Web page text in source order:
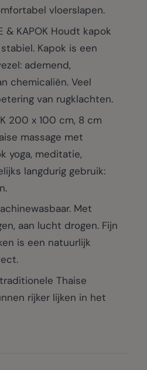
vloerslapen.
& KAPOK Houdt kapok
Kapok is een
ademend,
chemicaliën. Veel
van rugklachten.
200 x 100 cm, 8 cm
massage met
yoga, meditatie,
langdurig gebruik:
Met
aan lucht drogen. Fijn
is een natuurlijk
Thaise
rijker lijken in het